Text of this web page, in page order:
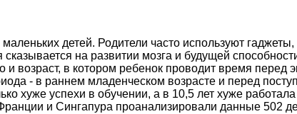
детей. Родители часто используют
на развитии мозга и будущей
и возраст, в котором ребенок проводит время
- в раннем младенческом возрасте и перед
хуже успехи в обучении, а в 10,5 лет хуже
и Сингапура проанализировали данные 502